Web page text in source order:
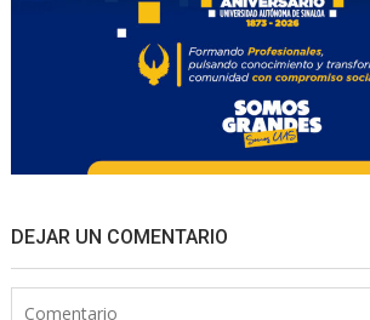
DEJAR UN COMENTARIO